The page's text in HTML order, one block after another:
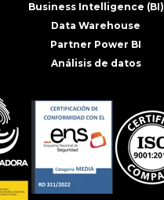
Business Intelligence (BI)
Data Warehouse
Partner Power BI
Análisis de datos